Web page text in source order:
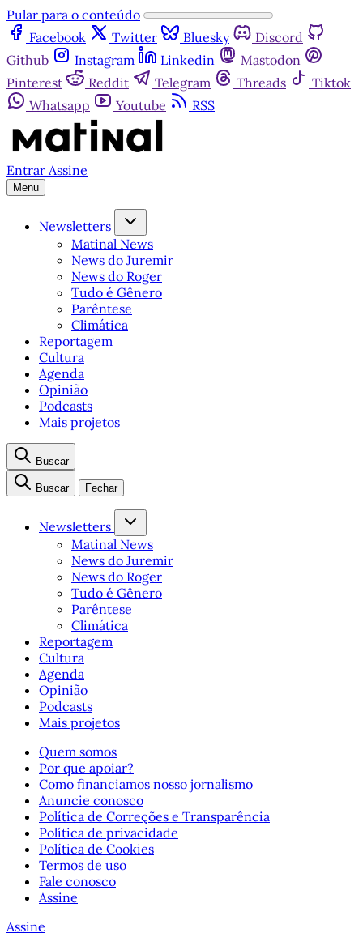
Pular para o conteúdo
Facebook
Twitter Bluesky
Discord
Github
Instagram Linkedin
Mastodon
Pinterest
Reddit Telegram Threads
Tiktok
Whatsapp
Youtube RSS
Entrar Assine
Menu
Newsletters
Matinal News
News do Juremir
News do Roger
Tudo é Gênero
Parêntese
Climática
Reportagem
Cultura
Agenda
Opinião
Podcasts
Mais projetos
Buscar
Buscar Fechar
Newsletters
Matinal News
News do Juremir
News do Roger
Tudo é Gênero
Parêntese
Climática
Reportagem
Cultura
Agenda
Opinião
Podcasts
Mais projetos
Quem somos
Por que apoiar?
Como financiamos nosso jornalismo
Anuncie conosco
Política de Correções e Transparência
Política de privacidade
Política de Cookies
Termos de uso
Fale conosco
Assine
Assine